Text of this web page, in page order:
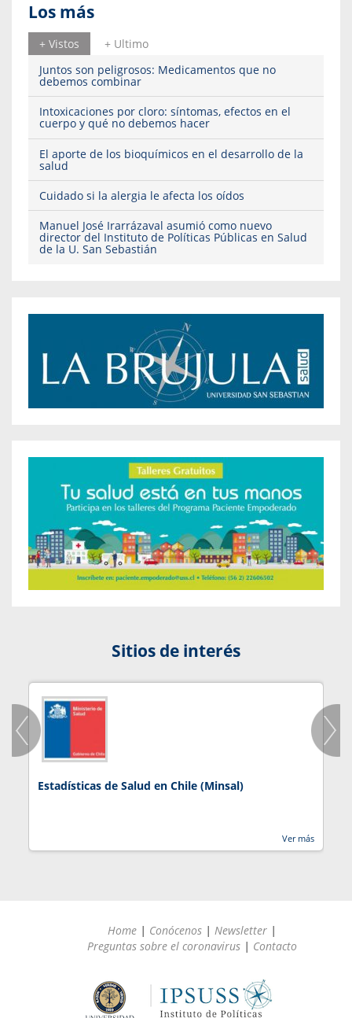
Los más
+ Vistos
+ Ultimo
Juntos son peligrosos: Medicamentos que no
debemos combinar
Intoxicaciones por cloro: síntomas, efectos en el
cuerpo y qué no debemos hacer
El aporte de los bioquímicos en el desarrollo de la
salud
Cuidado si la alergia le afecta los oídos
Manuel José Irarrázaval asumió como nuevo
director del Instituto de Políticas Públicas en Salud
de la U. San Sebastián
Sitios de interés
Estadísticas de Salud en Chile (Minsal)
Ver más
Home | Conócenos | Newsletter |
Preguntas sobre el coronavirus | Contacto